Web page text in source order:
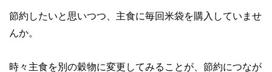
節約したいと思いつつ、主食に毎回米袋を購入していませ
んか。
時々主食を別の穀物に変更してみることが、節約につなが